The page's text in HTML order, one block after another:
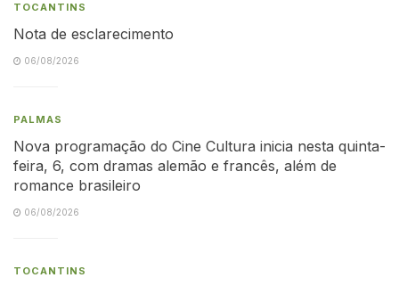
TOCANTINS
Nota de esclarecimento
06/08/2026
PALMAS
Nova programação do Cine Cultura inicia nesta quinta-
feira, 6, com dramas alemão e francês, além de
romance brasileiro
06/08/2026
TOCANTINS